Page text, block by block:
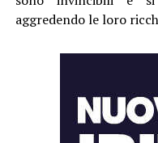
aggredendo le loro